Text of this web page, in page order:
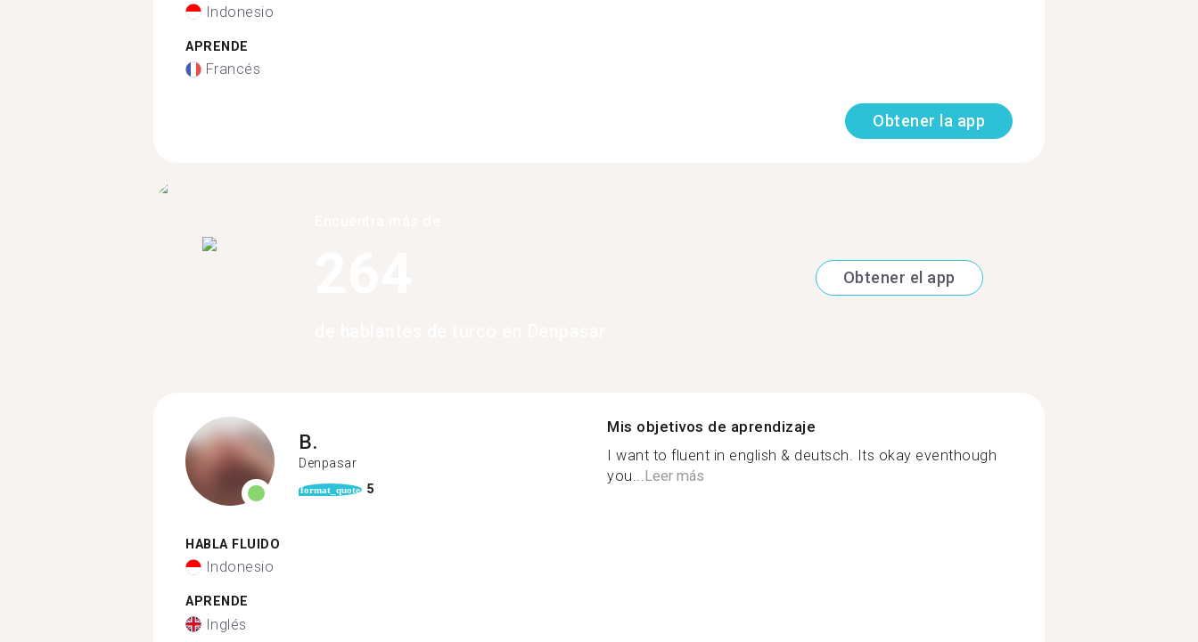
Indonesio
APRENDE
Francés
Obtener la app
Obtener el app
B.
Denpasar
format_quote 5
HABLA FLUIDO
Indonesio
APRENDE
Inglés
Mis objetivos de aprendizaje
I want to fluent in english & deutsch. Its okay eventhough
you... Leer más